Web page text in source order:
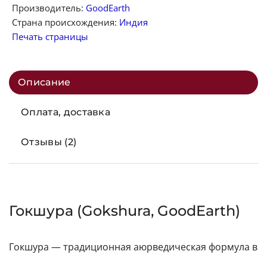
Производитель: GoodEarth
Страна происхождения: Индия
Печать страницы
Описание
Оплата, доставка
Отзывы (2)
Гокшура (Gokshura, GoodEarth)
Гокшура — традиционная аюрведическая формула в